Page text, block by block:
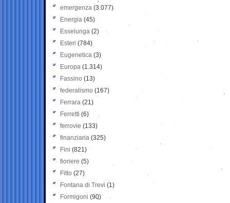
emergenza (3.077)
Energia (45)
Esselunga (2)
Esteri (784)
Eugenetica (3)
Europa (1.314)
Fassino (13)
federalismo (167)
Ferrara (21)
Ferretti (6)
ferrovie (133)
finanziaria (325)
Fini (821)
fioriere (5)
Fitto (27)
Fontana di Trevi (1)
Formigoni (90)